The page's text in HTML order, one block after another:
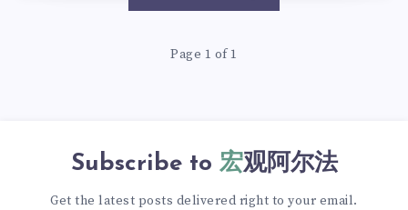
Page 1 of 1
Subscribe to 宏观阿尔法
Get the latest posts delivered right to your email.